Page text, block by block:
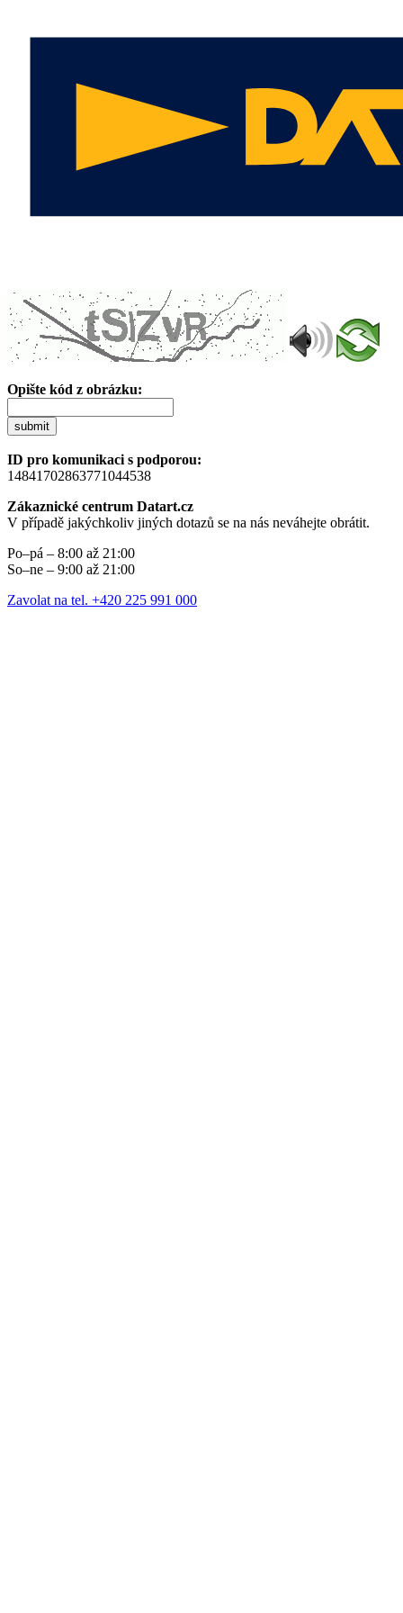
Opište kód z obrázku:
submit
ID pro komunikaci s podporou:
14841702863771044538
Zákaznické centrum Datart.cz
V případě jakýchkoliv jiných dotazů se na nás neváhejte obrátit.
Po–pá – 8:00 až 21:00
So–ne – 9:00 až 21:00
Zavolat na tel. +420 225 991 000